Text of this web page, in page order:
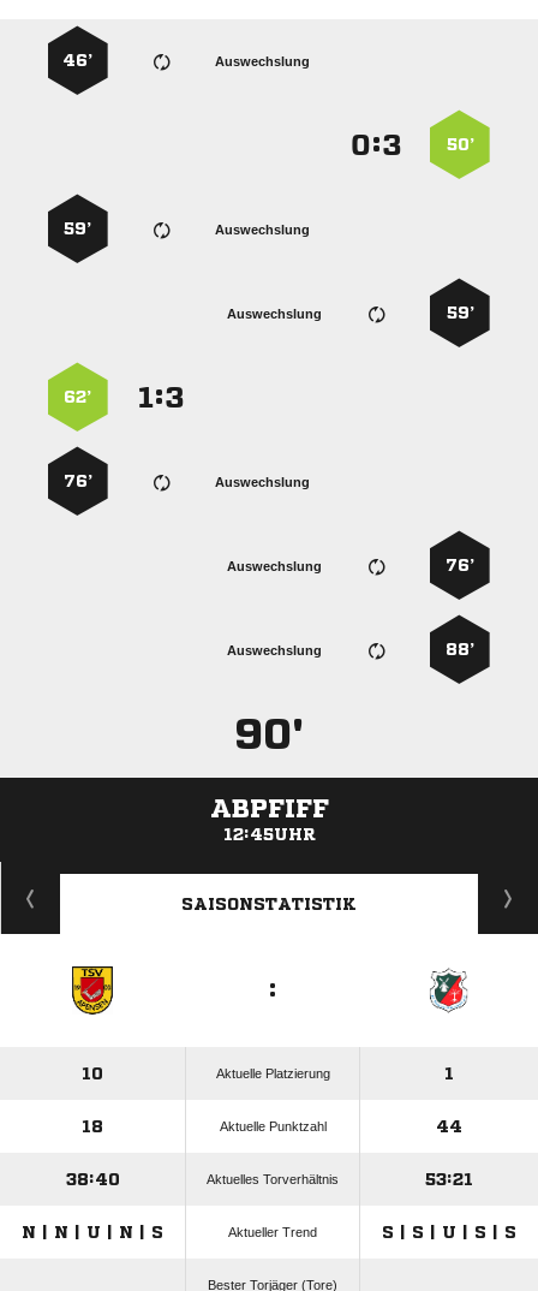
Auswechslung
46’
50’
:
Auswechslung
59’
59’
Auswechslung
:
62’
Auswechslung
76’
76’
Auswechslung
88’
Auswechslung
90'
ABPFIFF
12:45UHR
ANZEIGE
SAISONSTATISTIK
:
10 Aktuelle Platzierung 1
18 Aktuelle Punktzahl 44
38:40 Aktuelles Torverhältnis 53:21
N | N | U | N | S Aktueller Trend S | S | U | S | S
Bester Torjäger (Tore)